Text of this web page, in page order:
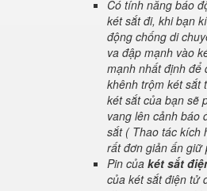
Có tính năng báo
két sắt đi, khi bạn
động chống di
va đập mạnh vào
mạnh nhất định để
khênh trộm két sắt
két sắt của bạn sẽ
vang lên cảnh báo
sắt ( Thao tác kích
rất đơn giản ấn giữ
Pin của két sắt
của két sắt điện tử